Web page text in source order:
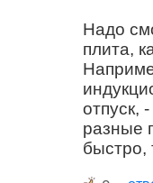
Надо
плита,
отпуск,
разные
быстро,